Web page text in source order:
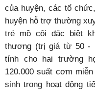
của huyện, các tổ
huyện hỗ trợ thường
trẻ mồ côi đặc biệt
thương (trị giá từ 50 -
tính cho hai trường
120.000 suất cơm
sinh trong hoạt động